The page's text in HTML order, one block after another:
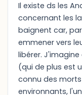
Il existe ds les
concernant les
baignent car,
emmener vers
libérer.
(qui de plus est
connu des
environnants,